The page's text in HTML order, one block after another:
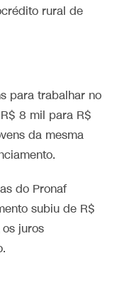
rural de
para trabalhar no
8 mil para R$
da mesma
do Pronaf
subiu de R$
juros